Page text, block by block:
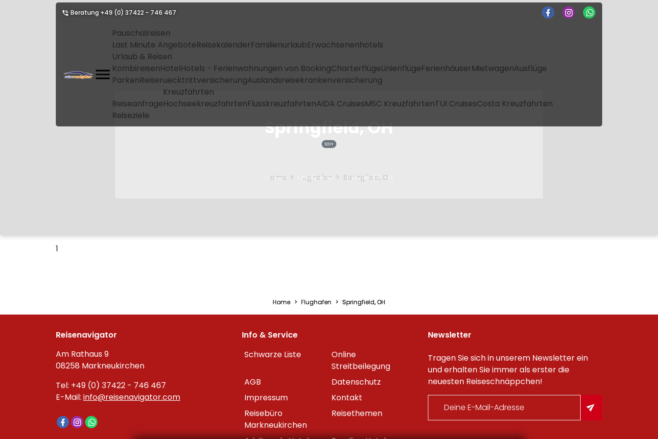
Beratung +49 (0) 37422 - 746 467
Pauschalreisen
Last Minute AngeboteReisekalenderFamilienurlaubErwachsenenhotels
Urlaub & Reisen
KombireisenHotelHotels - Ferienwohnungen von BookingCharterflügeLinienflügeFerienhäuserMietwagenAusflüge
ParkenReiseruecktrittversicherungAuslandsreisekrankenversicherung
Reiseanfrage
Kreuzfahrten
HochseekreuzfahrtenFlusskreuzfahrtenAIDA CruisesMSC KreuzfahrtenTUI CruisesCosta Kreuzfahrten
Reiseziele
Springfield, OH
SGH
Home Flughafen Springfield, OH
1
Home Flughafen Springfield, OH
Reisenavigator
Am Rathaus 9
08258 Markneukirchen
Tel: +49 (0) 37422 - 746 467
E-Mail: info@reisenavigator.com
Info & Service
Schwarze Liste
Online
Streitbeilegung
AGB
Datenschutz
Impressum
Kontakt
Reisebüro
Markneukirchen
Reisethemen
Newsletter
Tragen Sie sich in unserem Newsletter ein
und erhalten Sie immer als erster die
neuesten Reiseschnäppchen!